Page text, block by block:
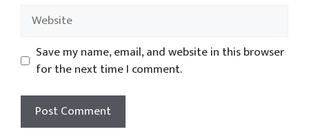
Website
Save my name, email, and website in this browser
for the next time I comment.